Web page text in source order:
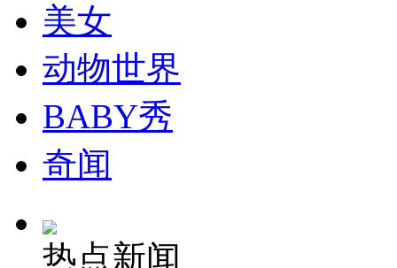
纽约上演“枕头大战”
司机酒驾遇交警 急速倒车逃窜
美女
动物世界
BABY秀
奇闻
热点新闻